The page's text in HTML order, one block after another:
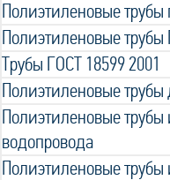
Полиэтиленовые трубы
Полиэтиленовые трубы
Трубы ГОСТ 18599 2001
Полиэтиленовые
Полиэтиленовые
водопровода
Полиэтиленовые